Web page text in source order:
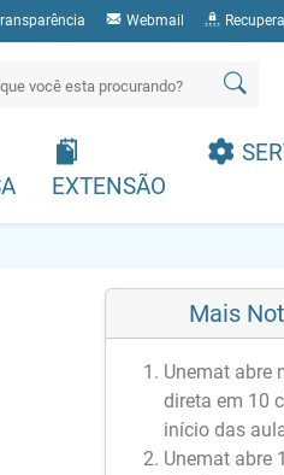
Webmail
EXTENSÃO
Mais
Unemat abre
direta em 10
início das
Unemat abre